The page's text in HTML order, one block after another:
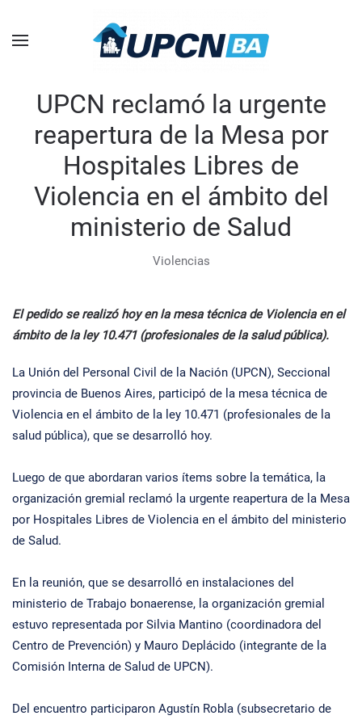
Skip to main content
UPCN reclamó la urgente
reapertura de la Mesa por
Hospitales Libres de
Violencia en el ámbito del
ministerio de Salud
Violencias
El pedido se realizó hoy en la mesa técnica de Violencia en el
ámbito de la ley 10.471 (profesionales de la salud pública).
La Unión del Personal Civil de la Nación (UPCN), Seccional
provincia de Buenos Aires, participó de la mesa técnica de
Violencia en el ámbito de la ley 10.471 (profesionales de la
salud pública), que se desarrolló hoy.
Luego de que abordaran varios ítems sobre la temática, la
organización gremial reclamó la urgente reapertura de la Mesa
por Hospitales Libres de Violencia en el ámbito del ministerio
de Salud.
En la reunión, que se desarrolló en instalaciones del
ministerio de Trabajo bonaerense, la organización gremial
estuvo representada por Silvia Mantino (coordinadora del
Centro de Prevención) y Mauro Deplácido (integrante de la
Comisión Interna de Salud de UPCN).
Del encuentro participaron Agustín Robla (subsecretario de